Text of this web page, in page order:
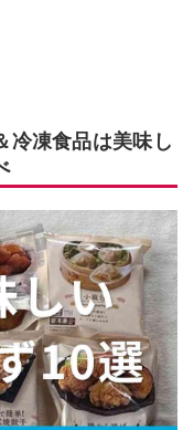
冷凍食品は美味し